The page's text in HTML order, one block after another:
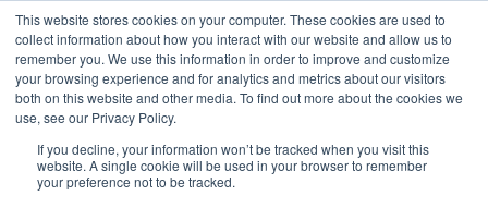
This website stores cookies on your computer. These cookies are used to
collect information about how you interact with our website and allow us to
remember you. We use this information in order to improve and customize
your browsing experience and for analytics and metrics about our visitors
both on this website and other media. To find out more about the cookies we
use, see our Privacy Policy.
If you decline, your information won’t be tracked when you visit this
website. A single cookie will be used in your browser to remember
your preference not to be tracked.
2155 9055
預約